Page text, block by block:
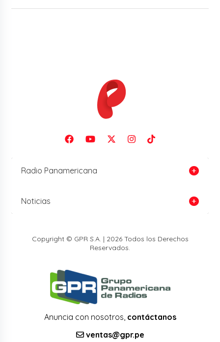
Radio Panamericana
Noticias
Copyright © GPR S.A. | 2026 Todos los Derechos
Reservados.
Anuncia con nosotros, contáctanos
ventas@gpr.pe